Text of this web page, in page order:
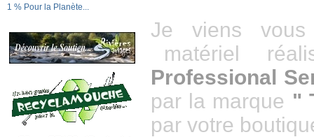
1 % Pour la Planète...
Je viens
matériel
Professional
par la marque "
par votre